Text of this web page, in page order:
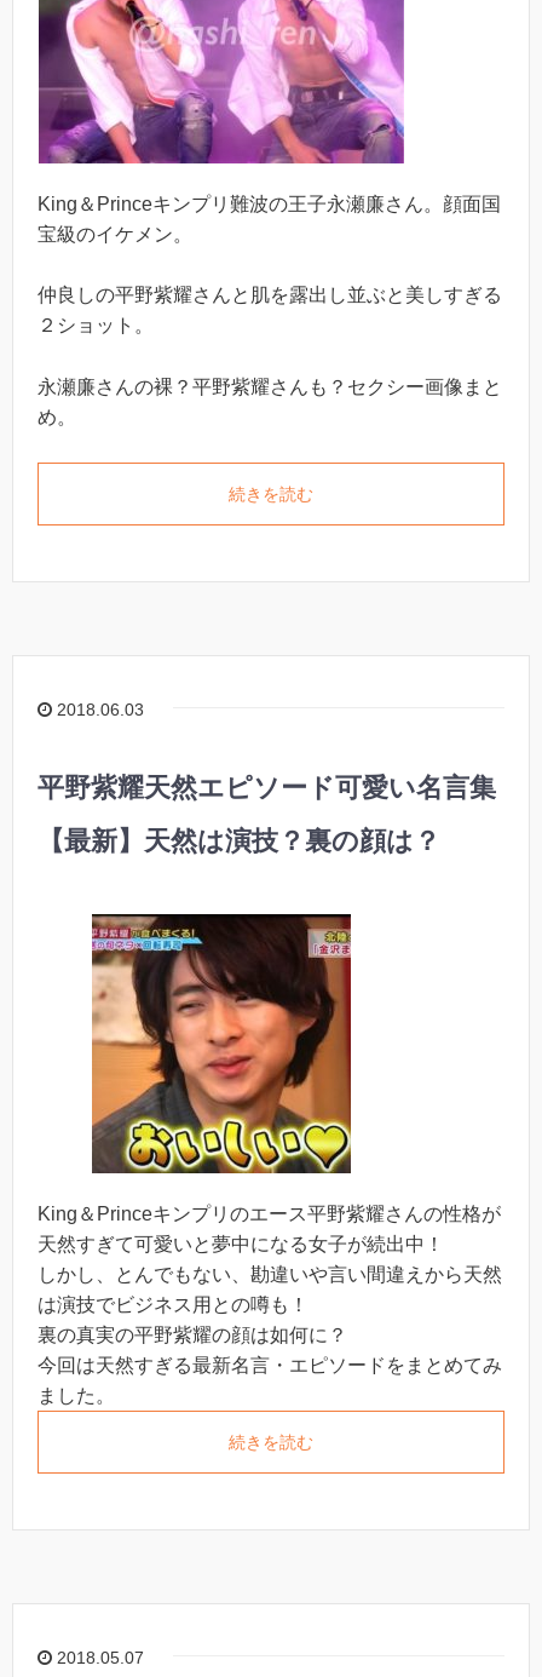
King＆Princeキンプリ難波の王子永瀬廉さん。顔面国
宝級のイケメン。
仲良しの平野紫耀さんと肌を露出し並ぶと美しすぎる
２ショット。
永瀬廉さんの裸？平野紫耀さんも？セクシー画像まと
め。
続きを読む
2018.06.03
平野紫耀天然エピソード可愛い名言集
【最新】天然は演技？裏の顔は？
King＆Princeキンプリのエース平野紫耀さんの性格が
天然すぎて可愛いと夢中になる女子が続出中！
しかし、とんでもない、勘違いや言い間違えから天然
は演技でビジネス用との噂も！
裏の真実の平野紫耀の顔は如何に？
今回は天然すぎる最新名言・エピソードをまとめてみ
ました。
続きを読む
2018.05.07